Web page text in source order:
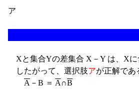
ア
Xと集合Yの差集合 X－Y は、Xに
したがって、選択肢アが正解であ
A －B ＝ A ∩B